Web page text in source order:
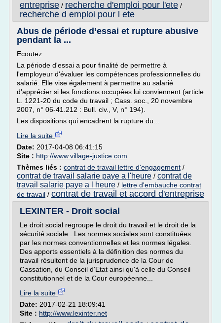
entreprise / recherche d'emploi pour l'ete /
recherche d emploi pour l ete
Abus de période d’essai et rupture abusive
pendant la ...
Ecoutez
La période d'essai a pour finalité de permettre à
l'employeur d'évaluer les compétences professionnelles du
salarié. Elle vise également à permettre au salarié
d'apprécier si les fonctions occupées lui conviennent (article
L. 1221-20 du code du travail ; Cass. soc., 20 novembre
2007, n° 06-41.212 : Bull. civ., V, n° 194).
Les dispositions qui encadrent la rupture du...
Lire la suite
Date: 2017-04-08 06:41:15
Site : http://www.village-justice.com
Thèmes liés : contrat de travail lettre d'engagement /
contrat de travail salarie paye a l'heure / contrat de
travail salarie paye a l heure / lettre d'embauche contrat
de travail / contrat de travail et accord d'entreprise
LEXINTER - Droit social
Le droit social regroupe le droit du travail et le droit de la
sécurité sociale . Les normes sociales sont constituées
par les normes conventionnelles et les normes légales.
Des apports essentiels à la définition des normes du
travail résultent de la jurisprudence de la Cour de
Cassation, du Conseil d'Etat ainsi qu'à celle du Conseil
constitutionnel et de la Cour européenne...
Lire la suite
Date: 2017-02-21 18:09:41
Site : http://www.lexinter.net